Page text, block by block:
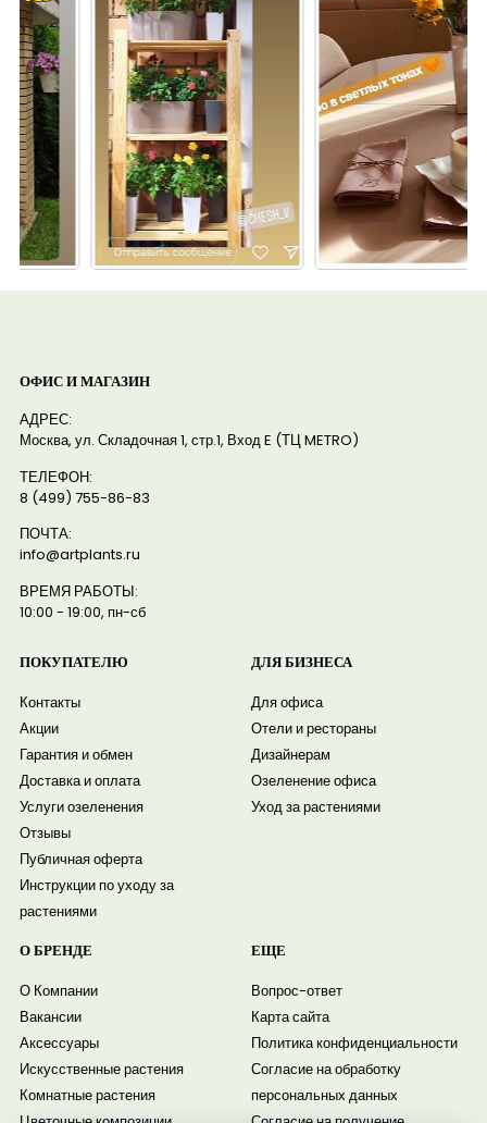
ОФИС И МАГАЗИН
АДРЕС:
Москва, ул. Складочная 1, стр.1, Вход E (ТЦ METRO)
ТЕЛЕФОН:
8 (499) 755-86-83
ПОЧТА:
info@artplants.ru
ВРЕМЯ РАБОТЫ:
10:00 - 19:00, пн-сб
ПОКУПАТЕЛЮ
Контакты
Акции
Гарантия и обмен
Доставка и оплата
Услуги озеленения
Отзывы
Публичная оферта
Инструкции по уходу за
растениями
ДЛЯ БИЗНЕСА
Для офиса
Отели и рестораны
Дизайнерам
Озеленение офиса
Уход за растениями
О БРЕНДЕ
О Компании
Вакансии
Аксессуары
Искусственные растения
Комнатные растения
ЕЩЕ
Вопрос-ответ
Карта сайта
Политика конфиденциальности
Согласие на обработку
персональных данных